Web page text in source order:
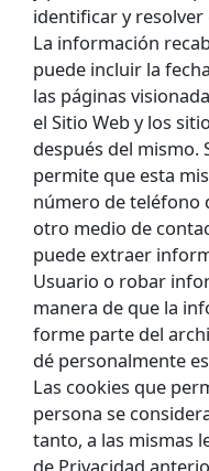
identificar y
La información
puede incluir la
las páginas
el Sitio Web y los
después del mismo.
permite que esta
número de teléfono
otro medio de
puede extraer
Usuario o robar
manera de que la
forme parte del
dé personalmente
Las cookies que
persona se
tanto, a las mismas
de Privacidad